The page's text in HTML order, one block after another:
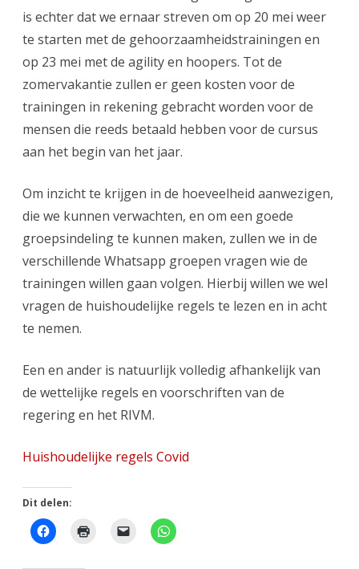
is echter dat we ernaar streven om op 20 mei weer
te starten met de gehoorzaamheidstrainingen en
op 23 mei met de agility en hoopers. Tot de
zomervakantie zullen er geen kosten voor de
trainingen in rekening gebracht worden voor de
mensen die reeds betaald hebben voor de cursus
aan het begin van het jaar.
Om inzicht te krijgen in de hoeveelheid aanwezigen,
die we kunnen verwachten, en om een goede
groepsindeling te kunnen maken, zullen we in de
verschillende Whatsapp groepen vragen wie de
trainingen willen gaan volgen. Hierbij willen we wel
vragen de huishoudelijke regels te lezen en in acht
te nemen.
Een en ander is natuurlijk volledig afhankelijk van
de wettelijke regels en voorschriften van de
regering en het RIVM.
Huishoudelijke regels Covid
Dit delen: